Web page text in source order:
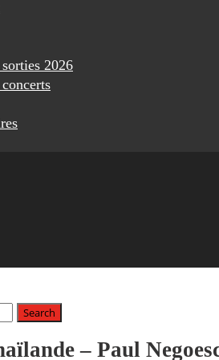
2026
– Paul